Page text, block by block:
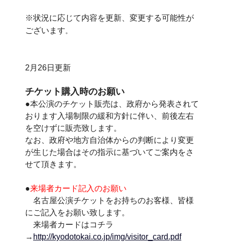
※状況に応じて内容を更新、変更する可能性が
ございます。
2月26日更新
チケット購入時のお願い
●本公演のチケット販売は、政府から発表されて
おります入場制限の緩和方針に伴い、前後左右
を空けずに販売致します。
なお、政府や地方自治体からの判断により変更
が生じた場合はその指示に基づいてご案内をさ
せて頂きます。
●来場者カード記入のお願い
名古屋公演チケットをお持ちのお客様、皆様
にご記入をお願い致します。
来場者カードはコチラ
→ http://kyodotokai.co.jp/img/visitor_card.pdf